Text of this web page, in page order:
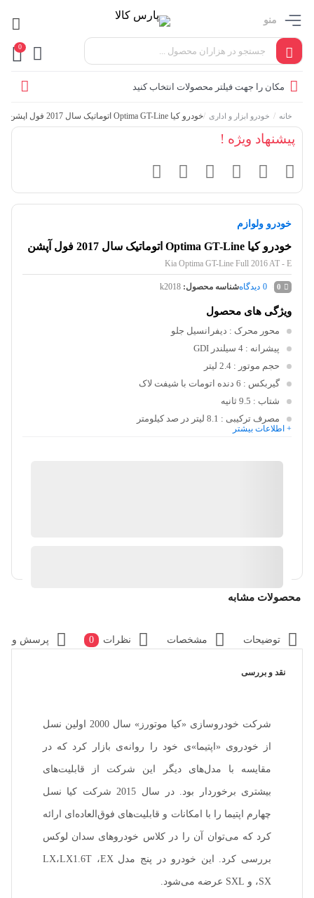
منو
0
مکان را جهت فیلتر محصولات انتخاب کنید
خانه / خودرو ابزار و اداری /خودرو کیا Optima GT-Line اتوماتیک سال 2017 فول آپشن
پیشنهاد ویژه !
خودرو ولوازم
خودرو کیا Optima GT-Line اتوماتیک سال 2017 فول آپشن
Kia Optima GT-Line Full 2016 AT - E
0
0 دیدگاهشناسه محصول: k2018
ویژگی های محصول
محور محرک : دیفرانسیل جلو
پیشرانه : 4 سیلندر GDI
حجم موتور : 2.4 لیتر
گیربکس : 6 دنده اتومات با شیفت لاک
شتاب : 9.5 ثانیه
مصرف ترکیبی : 8.1 لیتر در صد کیلومتر
+ اطلاعات بیشتر
محصولات مشابه
توضیحات مشخصات نظرات 0 پرسش و
نقد و بررسی
شرکت خودروسازی «کیا موتورز» سال 2000 اولین نسل
از خودروی «اپتیما»ی خود را روانه‌ی بازار کرد که در
مقایسه با مدل‌های دیگر این شرکت از قابلیت‌های
بیشتری برخوردار بود. در سال 2015 شرکت کیا نسل
چهارم اپتیما را با امکانات و قابلیت‌های فوق‌العاده‌ای ارائه
کرد که می‌توان آن ‌را در کلاس خودروهای سدان لوکس
بررسی کرد. این خودرو در پنج مدل‌ LX،LX1.6T ،‌EX‌
،‌SX‌ و‌ SXL‌ عرضه می‌شود.